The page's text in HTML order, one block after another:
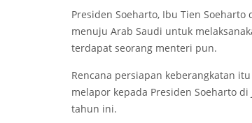
Presiden Soeharto, Ibu Tien
menuju Arab Saudi untuk
terdapat seorang menteri pun.
Rencana persiapan keberangkatan
melapor kepada Presiden Soeharto
tahun ini.